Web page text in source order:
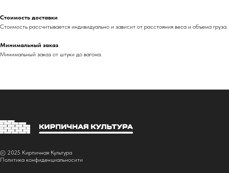
Стоимость доставки
Стоимость рассчитывается индивидуально и зависит от расстояния веса и объема груза.
Минимальный заказ
Минимальный заказ от штуки до вагона.
© 2025 Кирпичная Культура
Политика конфиденциальносити